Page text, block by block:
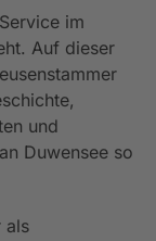
im
Auf dieser
und
Duwensee so
als